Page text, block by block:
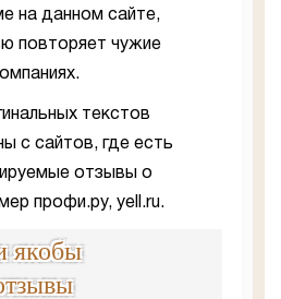
на данном сайте,
повторяет чужие
текстов
с сайтов, где есть
отзывы о
профи.ру, yell.ru.
якобы